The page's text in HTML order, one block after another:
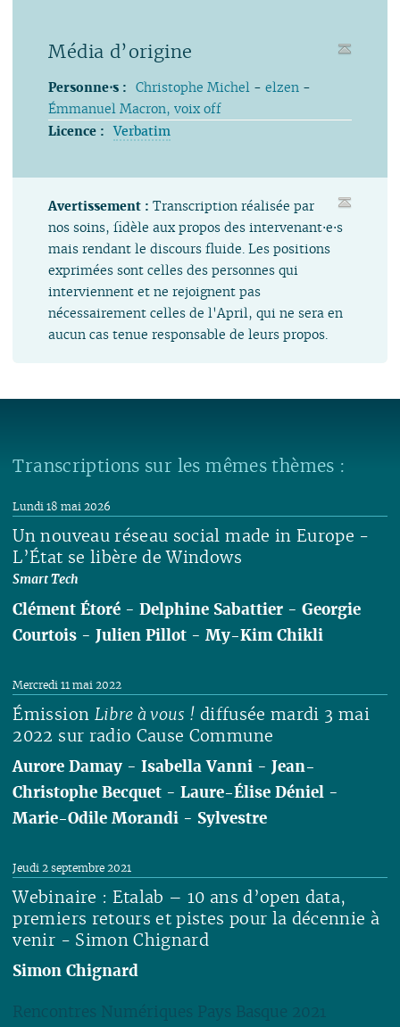
Média d’origine
Personne⋅s : Christophe Michel - elzen -
Émmanuel Macron, voix off
Licence : Verbatim
Avertissement :Transcription réalisée par
nos soins, fidèle aux propos des intervenant⋅e⋅s
mais rendant le discours fluide. Les positions
exprimées sont celles des personnes qui
interviennent et ne rejoignent pas
nécessairement celles de l'April, qui ne sera en
aucun cas tenue responsable de leurs propos.
Transcriptions sur les mêmes thèmes :
Un nouveau réseau social made in Europe -
L’État se libère de Windows
Smart Tech
Lundi 18 mai 2026
Clément Étoré -Delphine Sabattier -Georgie
Courtois -Julien Pillot -My-Kim Chikli
Lire
Émission Libre à vous ! diffusée mardi 3 mai
2022 sur radio Cause Commune
Mercredi 11 mai 2022
Aurore Damay -Isabella Vanni -Jean-
Christophe Becquet -Laure-Élise Déniel -
Marie-Odile Morandi - Sylvestre
Lire
Webinaire : Etalab – 10 ans d’open data,
premiers retours et pistes pour la décennie à
venir - Simon Chignard
Jeudi 2 septembre 2021
Simon Chignard
Rencontres Numériques Pays Basque 2021